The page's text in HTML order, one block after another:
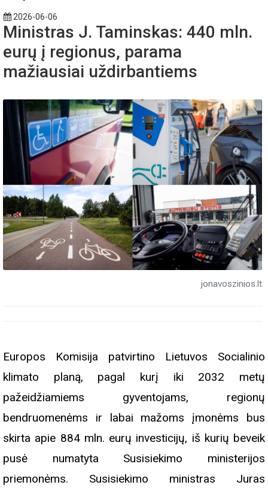
2026-06-06
Ministras J. Taminskas: 440 mln.
eurų į regionus, parama
mažiausiai uždirbantiems
jonavoszinios.lt
Europos Komisija patvirtino Lietuvos Socialinio
klimato planą, pagal kurį iki 2032 metų
pažeidžiamiems gyventojams, regionų
bendruomenėms ir labai mažoms įmonėms bus
skirta apie 884 mln. eurų investicijų, iš kurių beveik
pusė numatyta Susisiekimo ministerijos
priemonėms. Susisiekimo ministras Juras